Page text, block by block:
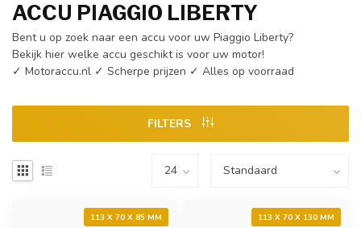
ACCU PIAGGIO LIBERTY
Bent u op zoek naar een accu voor uw Piaggio Liberty?
Bekijk hier welke accu geschikt is voor uw motor!
✓ Motoraccu.nl ✓ Scherpe prijzen ✓ Alles op voorraad
FILTERS
113 X 70 X 85 MM 113 X 70 X 130 MM